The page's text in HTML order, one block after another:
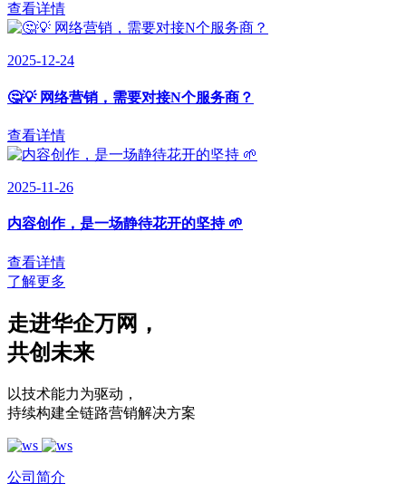
查看详情
2025-12-24
🤔💡 网络营销，需要对接N个服务商？
查看详情
2025-11-26
内容创作，是一场静待花开的坚持 🌱
查看详情
了解更多
走进华企万网 ，
共创未来
以技术能力为驱动 ，
持续构建全链路营销解决方案
公司简介